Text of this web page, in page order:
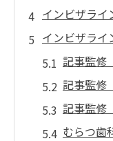
インビザライ
インビザライ
記事監
記事監
記事監
むらつ歯